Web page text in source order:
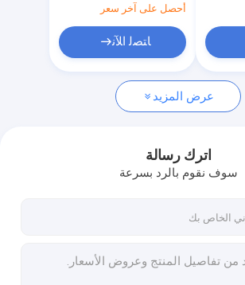
البنفسجية
تي إف
أحصل على آخر سعر
ﺎﺘﺼﻟ ﺍﻶﻧ
عرض المزيد
اترك رسالة
سوف نقوم بالرد بسرعة